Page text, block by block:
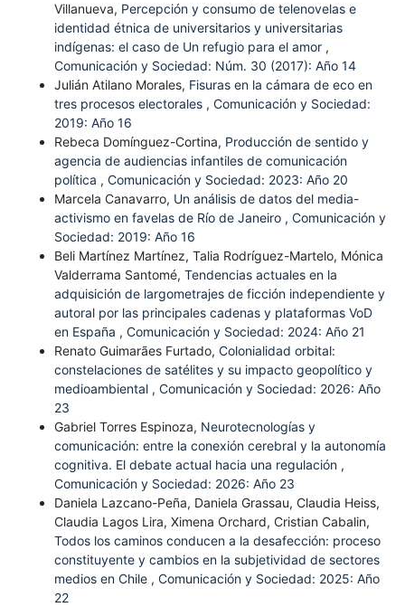
Villanueva, Percepción y consumo de telenovelas e
identidad étnica de universitarios y universitarias
indígenas: el caso de Un refugio para el amor ,
Comunicación y Sociedad: Núm. 30 (2017): Año 14
Julián Atilano Morales, Fisuras en la cámara de eco en
tres procesos electorales , Comunicación y Sociedad:
2019: Año 16
Rebeca Domínguez-Cortina, Producción de sentido y
agencia de audiencias infantiles de comunicación
política , Comunicación y Sociedad: 2023: Año 20
Marcela Canavarro, Un análisis de datos del media-
activismo en favelas de Río de Janeiro , Comunicación y
Sociedad: 2019: Año 16
Beli Martínez Martínez, Talia Rodríguez-Martelo, Mónica
Valderrama Santomé, Tendencias actuales en la
adquisición de largometrajes de ficción independiente y
autoral por las principales cadenas y plataformas VoD
en España , Comunicación y Sociedad: 2024: Año 21
Renato Guimarães Furtado, Colonialidad orbital:
constelaciones de satélites y su impacto geopolítico y
medioambiental , Comunicación y Sociedad: 2026: Año
23
Gabriel Torres Espinoza, Neurotecnologías y
comunicación: entre la conexión cerebral y la autonomía
cognitiva. El debate actual hacia una regulación ,
Comunicación y Sociedad: 2026: Año 23
Daniela Lazcano-Peña, Daniela Grassau, Claudia Heiss,
Claudia Lagos Lira, Ximena Orchard, Cristian Cabalin,
Todos los caminos conducen a la desafección: proceso
constituyente y cambios en la subjetividad de sectores
medios en Chile , Comunicación y Sociedad: 2025: Año
22